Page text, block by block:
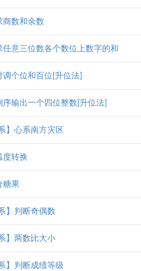
商数和余数
任意三位数各个数位上数字的和
调个位和百位[升位法]
序输出一个四位整数[升位法]
】心系南方灾区
度转换
糖果
】判断奇偶数
】两数比大小
】判断成绩等级